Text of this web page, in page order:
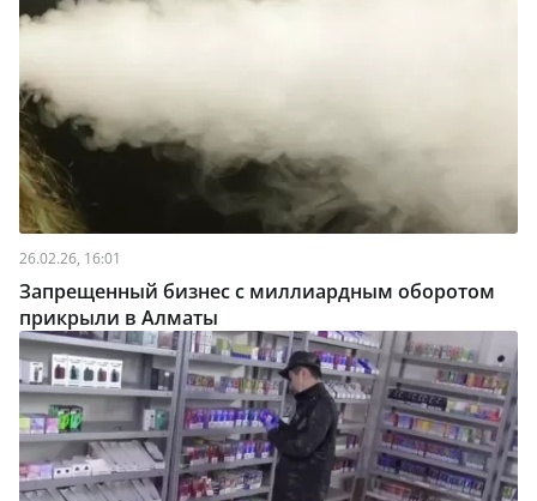
26.02.26, 16:01
Запрещенный бизнес с миллиардным оборотом
прикрыли в Алматы